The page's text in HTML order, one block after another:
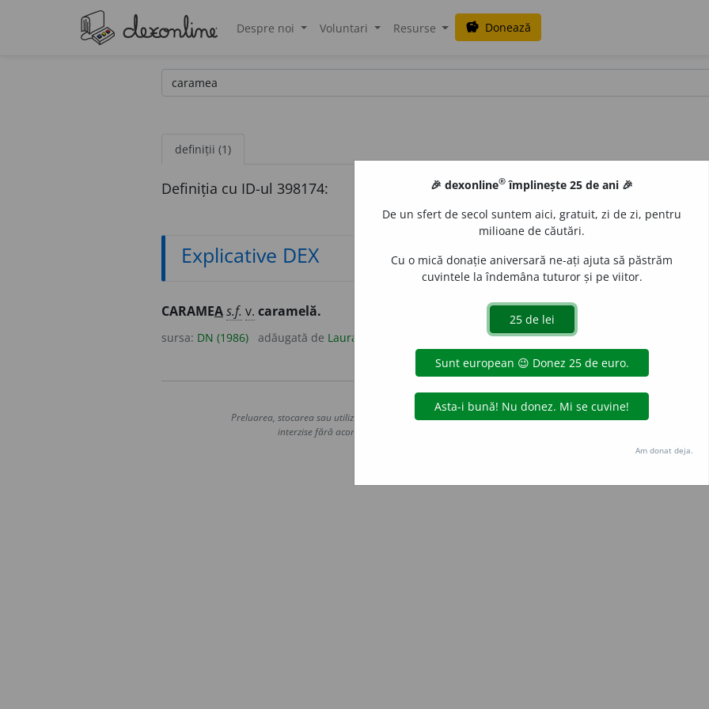
Despre noi Voluntari Resurse savings Donează
definiții (1)
Definiția cu ID-ul 398174:
Explicative DEX
CARAMEAs.f. v. caramelă.
sursa: DN (1986) adăugată de LauraGellner
Copyright © 2004-2026 dexonline (https://dexonline.ro)
Preluarea, stocarea sau utilizarea datelor de pe acest site, inclusiv prin orice metode de extragere automată
interzise fără acordul nostru prealabil scris, cu excepția seturilor de date oferite oficial spre utilizare
Hosterion
🎉 dexonline® împlinește 25 de ani 🎉
De un sfert de secol suntem aici, gratuit, zi de zi, pentru
milioane de căutări.
Cu o mică donație aniversară ne-ați ajuta să păstrăm
cuvintele la îndemâna tuturor și pe viitor.
Am donat deja.